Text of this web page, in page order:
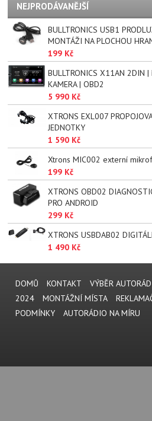
NEJPRODÁVANĚJŠÍ
BULLTRONICS USB1
MONTÁŽI NA PLOCHOU
199 Kč
BULLTRONICS X11AN 2DIN |
KAMERA | OBD2
5 990 Kč
XTRONS EXL007
JEDNOTKY
1 590 Kč
Xtrons MIC002 externí
199 Kč
XTRONS OBD02
PRO ANDROID
299 Kč
XTRONS USBDAB02
1 490 Kč
DOMŮ KONTAKT
VÝBĚR
2024
MONTÁŽNÍ MÍSTA
PODMÍNKY
AUTORÁDIO NA MÍRU